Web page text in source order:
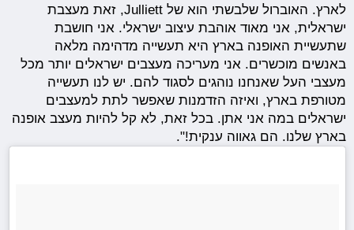
לארץ. האוברול שלבשתי הוא של Julliett, זאת מעצבת
ישראלית, אני מאוד אוהבת עיצוב ישראלי. אני חושבת
שתעשיית האופנה בארץ היא תעשייה מדהימה מלאה
באנשים מוכשרים. אני מעריכה מעצבים ישראלים יותר מכל
מעצבי העל שאנחנו נוהגים לסגוד להם. יש לנו תעשייה
מטורפת בארץ, ואיזה הזדמנות שאפשר לתת למעצבים
ישראלים במה אני אתן. בכל זאת, לא קל להיות מעצב אופנה
בארץ שלנו. הם גאווה ענקית!".